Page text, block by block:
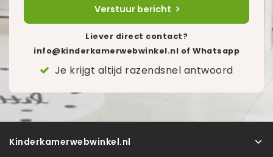
Verstuur bericht
Liever direct contact?
info@kinderkamerwebwinkel.nl of Whatsapp
Je krijgt altijd razendsnel antwoord
Kinderkamerwebwinkel.nl